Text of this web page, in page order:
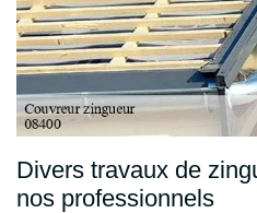
Divers travaux de
nos professionnels